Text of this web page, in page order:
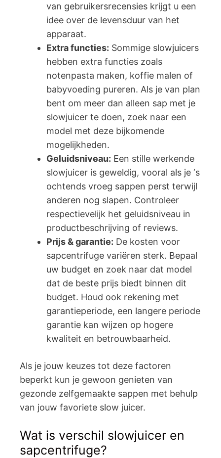
van gebruikersrecensies krijgt u een
idee over de levensduur van het
apparaat.
Extra functies: Sommige slowjuicers
hebben extra functies zoals
notenpasta maken, koffie malen of
babyvoeding pureren. Als je van plan
bent om meer dan alleen sap met je
slowjuicer te doen, zoek naar een
model met deze bijkomende
mogelijkheden.
Geluidsniveau: Een stille werkende
slowjuicer is geweldig, vooral als je ‘s
ochtends vroeg sappen perst terwijl
anderen nog slapen. Controleer
respectievelijk het geluidsniveau in
productbeschrijving of reviews.
Prijs & garantie: De kosten voor
sapcentrifuge variëren sterk. Bepaal
uw budget en zoek naar dat model
dat de beste prijs biedt binnen dit
budget. Houd ook rekening met
garantieperiode, een langere periode
garantie kan wijzen op hogere
kwaliteit en betrouwbaarheid.
Als je jouw keuzes tot deze factoren
beperkt kun je gewoon genieten van
gezonde zelfgemaakte sappen met behulp
van jouw favoriete slow juicer.
Wat is verschil slowjuicer en
sapcentrifuge?